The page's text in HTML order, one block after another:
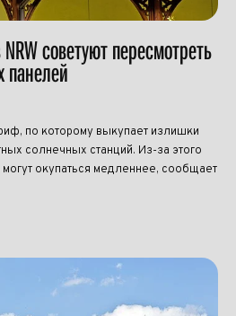
советуют пересмотреть
панелей
по которому выкупает излишки
солнечных станций. Из-за этого
окупаться медленнее, сообщает